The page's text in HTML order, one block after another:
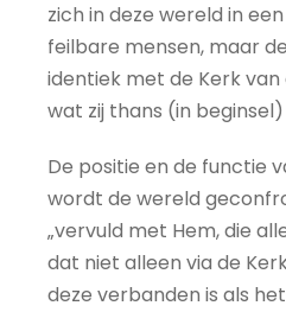
zich in deze wereld in
feilbare mensen, maar
identiek met de Kerk
wat zij thans (in beginsel)
De positie en de functie
wordt de wereld
„vervuld met Hem, die
dat niet alleen via de
deze verbanden is als